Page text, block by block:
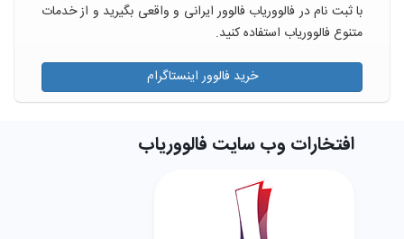
با ثبت نام در فالووریاب فالوور ایرانی و واقعی بگیرید و از خدمات
متنوع فالووریاب استفاده کنید.
خرید فالوور اینستاگرام
افتخارات وب سایت فالووریاب